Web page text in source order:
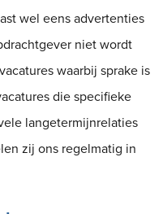
wel eens advertenties
niet wordt
waarbij sprake is
die specifieke
langetermijnrelaties
zij ons regelmatig in